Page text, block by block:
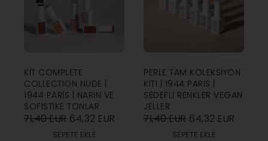
KIT COMPLETE
COLLECTION NUDE |
1944 PARIS | NARIN VE
SOFISTIKE TONLAR
71,40EUR 64,32 EUR
SEPETE EKLE
PERLE TAM KOLEKSIYON
KITI | 1944 PARIS |
SEDEFLI RENKLER VEGAN
JELLER
71,40EUR 64,32 EUR
SEPETE EKLE